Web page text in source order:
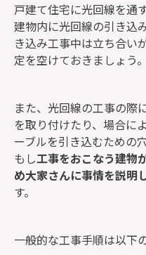
戸建て住宅に光回線を通
建物内に光回線の引き込
き込み工事中は立ち合い
定を空けておきましょう。
また、光回線の工事の際
を取り付けたり、場合に
ーブルを引き込むための
もし工事をおこなう建物
め大家さんに事情を説明
す。
一般的な工事手順は以下